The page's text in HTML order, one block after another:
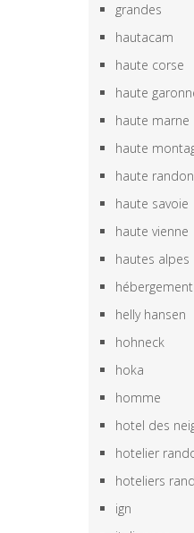
grandes
hautacam
haute corse
haute
haute marne
haute
haute
haute savoie
haute vienne
hautes alpes
hébergement
helly hansen
hohneck
hoka
homme
hotel des
hotelier
hoteliers
ign